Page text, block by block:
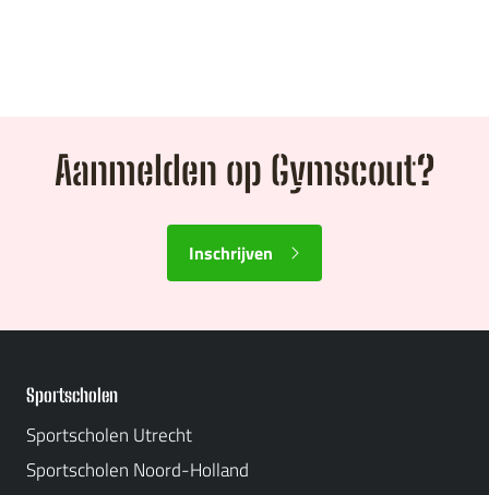
Aanmelden op Gymscout?
Inschrijven
Sportscholen
Sportscholen Utrecht
Sportscholen Noord-Holland